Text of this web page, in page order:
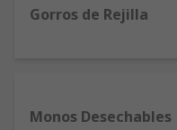
Gorros de Rejilla
Monos Desechables